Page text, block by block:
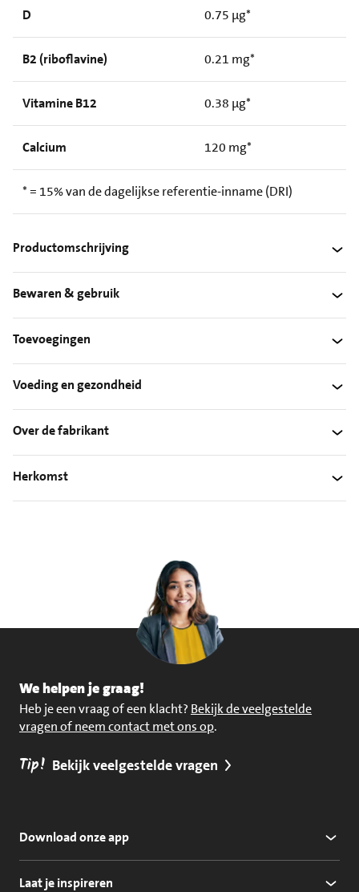
D 0.75 µg*
B2 (riboflavine) 0.21 mg*
Vitamine B12 0.38 µg*
Calcium 120 mg*
* = 15% van de dagelijkse referentie-inname (DRI)
Productomschrijving
Bewaren & gebruik
Toevoegingen
Voeding en gezondheid
Over de fabrikant
Herkomst
We helpen je graag!
Heb je een vraag of een klacht? Bekijk de veelgestelde
vragen of neem contact met ons op.
Tip! Bekijk veelgestelde vragen
Download onze app
Laat je inspireren